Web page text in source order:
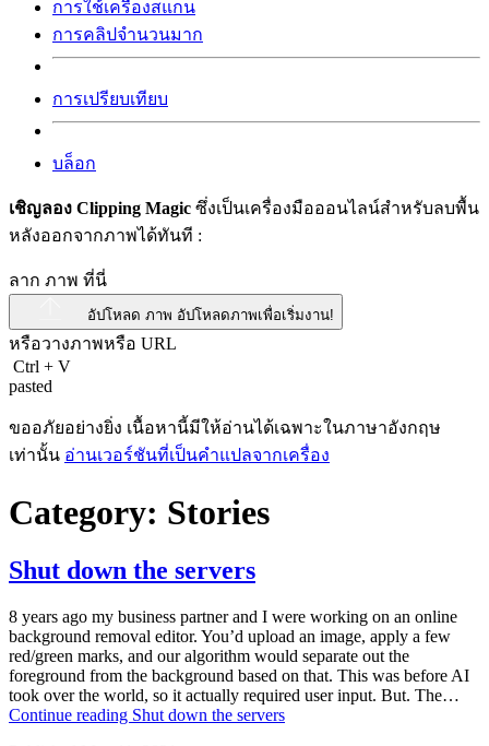
การใช้เครื่องสแกน
การคลิปจำนวนมาก
การเปรียบเทียบ
บล็อก
เชิญลอง Clipping Magic ซึ่งเป็นเครื่องมือออนไลน์สำหรับลบพื้น
หลังออกจากภาพได้ทันที :
ลาก ภาพ ที่นี่
อัปโหลด ภาพ อัปโหลดภาพเพื่อเริ่มงาน!
หรือวางภาพหรือ URL
Ctrl + V
pasted
ขออภัยอย่างยิ่ง เนื้อหานี้มีให้อ่านได้เฉพาะในภาษาอังกฤษ
เท่านั้น อ่านเวอร์ชันที่เป็นคำแปลจากเครื่อง
Category: Stories
Shut down the servers
8 years ago my business partner and I were working on an online
background removal editor. You’d upload an image, apply a few
red/green marks, and our algorithm would separate out the
foreground from the background based on that. This was before AI
took over the world, so it actually required user input. But. The…
Continue reading Shut down the servers